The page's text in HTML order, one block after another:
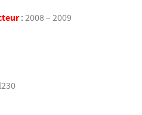
: 2008 – 2009